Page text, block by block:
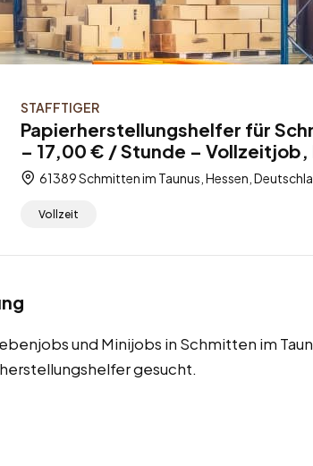
STAFFTIGER
Papierherstellungshelfer für
– 17,00 € / Stunde –
61389 Schmitten im Taunus, Hessen,
Vollzeit
und Minijobs in Schmitten im
gesucht.